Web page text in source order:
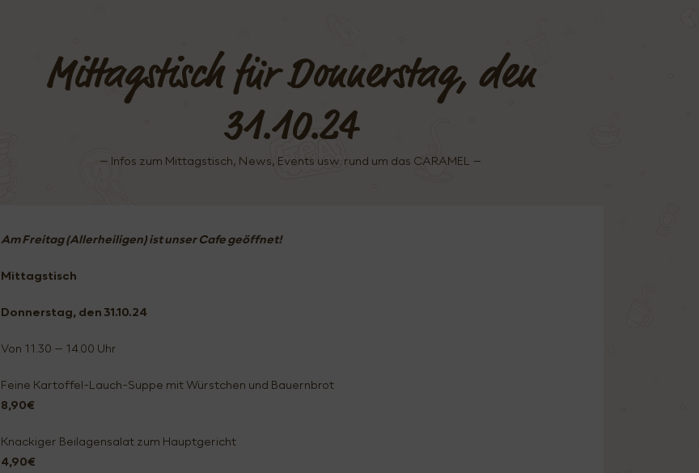
Mittagstisch für Donnerstag, den
31.10.24
– Infos zum Mittagstisch, News, Events usw. rund um das CARAMEL –
Am Freitag (Allerheiligen) ist unser Cafe geöffnet!
Mittagstisch
Donnerstag, den 31.10.24
Von 11.30 – 14.00 Uhr
Feine Kartoffel-Lauch-Suppe mit Würstchen und Bauernbrot
8,90€
Knackiger Beilagensalat zum Hauptgericht
4,90€